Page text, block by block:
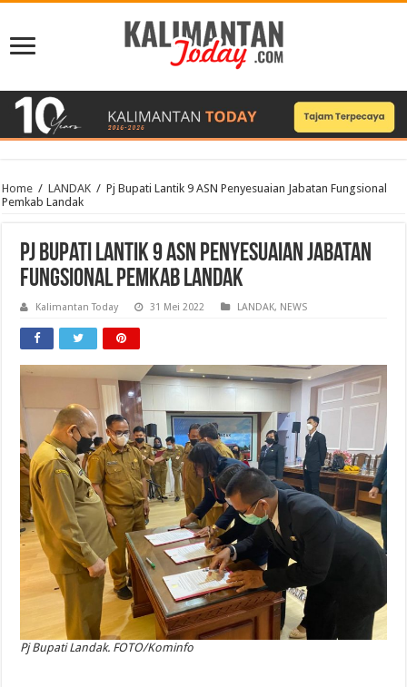
Home / LANDAK / Pj Bupati Lantik 9 ASN Penyesuaian Jabatan Fungsional
Pemkab Landak
Pj Bupati Lantik 9 ASN Penyesuaian Jabatan
Fungsional Pemkab Landak
Kalimantan Today 31 Mei 2022 LANDAK, NEWS
Pj Bupati Landak. FOTO/Kominfo